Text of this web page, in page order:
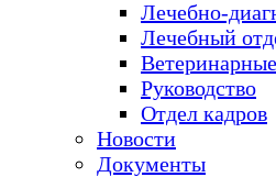
Лечебно-
Лечебный
Руководство
Отдел кадров
Новости
Документы